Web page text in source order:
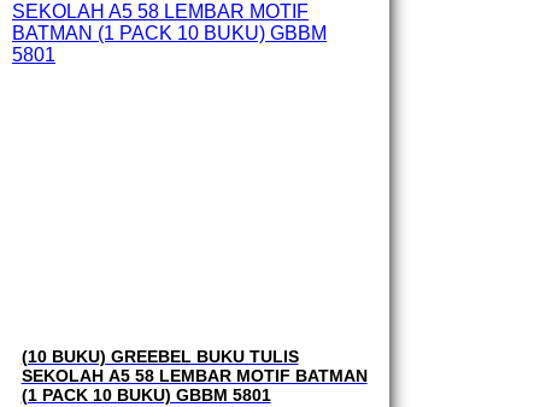
(10 BUKU) GREEBEL BUKU TULIS
SEKOLAH A5 58 LEMBAR MOTIF BATMAN
(1 PACK 10 BUKU) GBBM 5801